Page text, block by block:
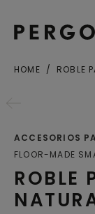
HOME ROBLE
ROBLE
ACCESORIOS
FLOOR-MADE